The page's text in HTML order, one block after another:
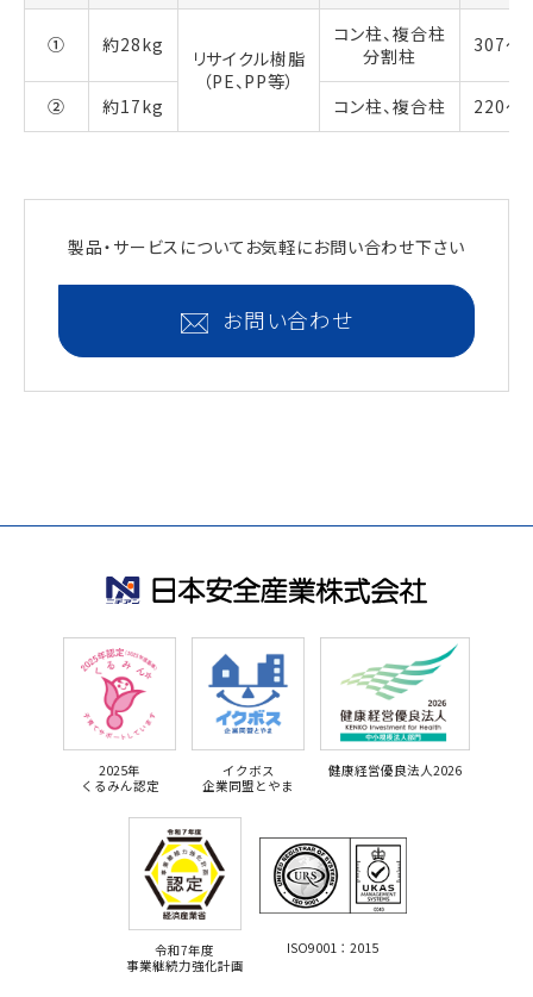
① 約28kg
リサイクル樹脂
（PE、PP等）
コン柱、複合柱
分割柱
307～
② 約17kg コン柱、複合柱 220～
製品・サービスについて お気軽にお問い合わせ下さい
お問い合わせ
2025年
くるみん認定
イクボス
企業同盟とやま
健康経営優良法人2026
令和7年度
事業継続力強化計画
ISO9001：2015